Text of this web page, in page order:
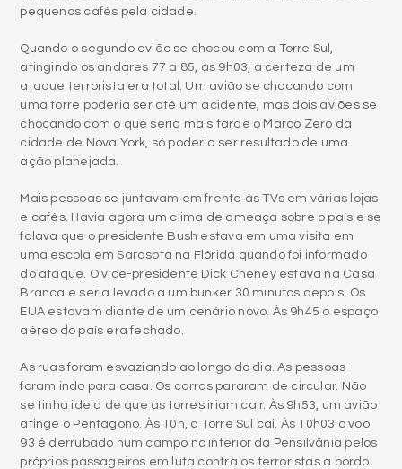
pequenos cafés pela cidade.
Quando o segundo avião se chocou com a Torre Sul,
atingindo os andares 77 a 85, às 9h03, a certeza de um
ataque terrorista era total. Um avião se chocando com
uma torre poderia ser até um acidente, mas dois aviões se
chocando com o que seria mais tarde o Marco Zero da
cidade de Nova York, só poderia ser resultado de uma
ação planejada.
Mais pessoas se juntavam em frente às TVs em várias lojas
e cafés. Havia agora um clima de ameaça sobre o país e se
falava que o presidente Bush estava em uma visita em
uma escola em Sarasota na Flórida quando foi informado
do ataque. O vice-presidente Dick Cheney estava na Casa
Branca e seria levado a um bunker 30 minutos depois. Os
EUA estavam diante de um cenário novo. Às 9h45 o espaço
aéreo do país era fechado.
As ruas foram esvaziando ao longo do dia. As pessoas
foram indo para casa. Os carros pararam de circular. Não
se tinha ideia de que as torres iriam cair. Às 9h53, um avião
atinge o Pentágono. Às 10h, a Torre Sul cai. Às 10h03 o voo
93 é derrubado num campo no interior da Pensilvânia pelos
próprios passageiros em luta contra os terroristas a bordo.